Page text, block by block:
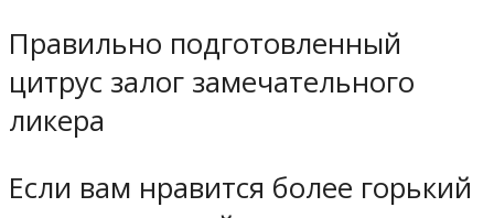
Правильно подготовленный
цитрус залог замечательного
ликера
Если вам нравится более горький